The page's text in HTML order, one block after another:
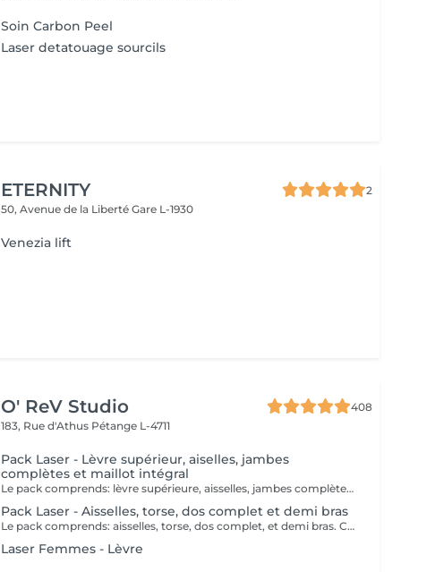
Soin Carbon Peel
Laser detatouage sourcils
ETERNITY
2
50, Avenue de la LibertéGare L-1930
Venezia lift
O' ReV Studio
408
183, Rue d'Athus Pétange L-4711
Pack Laser - Lèvre supérieur, aiselles, jambes
complètes et maillot intégral
Le pack comprends: lèvre supérieure, aisselles, jambes complètes et mailot intégral. Contre indications: Le laser est contre indiqué si vous: - Prenez de la vitamine A, B, C, D. - Prenez d'anti-inflammatoires et de cortisone - Prenez d'antibiotiques - Êtes enceinte - Allaitez - Avez des maladies auto-immunes - Avez des maladies de la peau - Avez de la cicatrisation keloides (problème avec la cicatrisation de la peau) Eviter le solarium 2 semaines avant et après les séances.
Pack Laser - Aisselles, torse, dos complet et demi bras
Le pack comprends: aisselles, torse, dos complet, et demi bras. Contre indications: Le laser est contre indiqué si vous: - Prenez de la vitamine A, B, C, D. - Prenez d'anti-inflammatoires et de cortisone - Prenez d'antibiotiques - Êtes enceinte - Allaitez - Avez des maladies auto-immunes - Avez des maladies de la peau - Avez de la cicatrisation keloides (problème avec la cicatrisation de la peau) Eviter le solarium 2 semaines avant et après les séances.
Laser Femmes - Lèvre